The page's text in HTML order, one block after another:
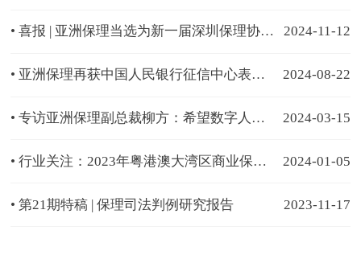
2024-11-12
• 喜报 | 亚洲保理当选为新一届深圳保理协会会长单位
2024-08-22
• 亚洲保理再获中国人民银行征信中心表扬，获评“2023年度非银行类金融机构征信系统数据质量工作优秀机构”
2024-03-15
• 专访亚洲保理副总裁柳方：希望数字人民币尽快落地供应链金融
2024-01-05
• 行业关注：2023年粤港澳大湾区商业保理公司服务实体经济普惠金融典型案例发布
2023-11-17
• 第21期特稿 | 保理司法判例研究报告